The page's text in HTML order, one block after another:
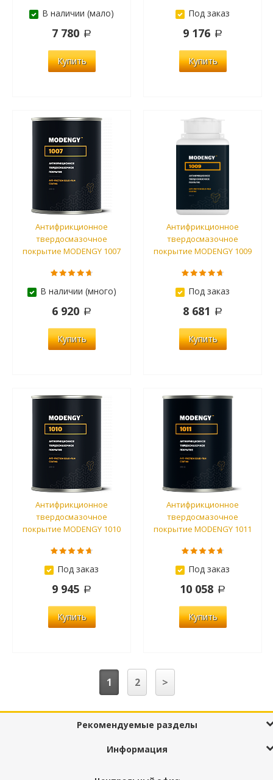
В наличии (мало)
7 780
Купить
Под заказ
9 176
Купить
Антифрикционное
твердосмазочное
покрытие MODENGY 1007
В наличии (много)
6 920
Купить
Антифрикционное
твердосмазочное
покрытие MODENGY 1009
Под заказ
8 681
Купить
Антифрикционное
твердосмазочное
покрытие MODENGY 1010
Под заказ
9 945
Купить
Антифрикционное
твердосмазочное
покрытие MODENGY 1011
Под заказ
10 058
Купить
1 2 >
Рекомендуемые разделы
Информация